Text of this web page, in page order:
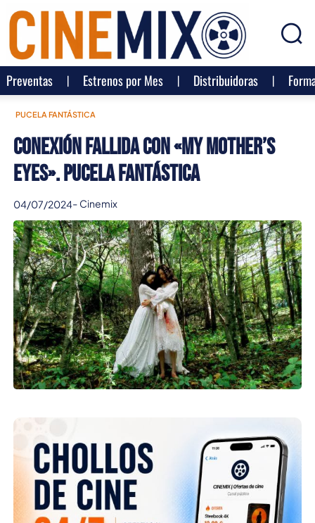
Preventas Estrenos por Mes Distribuidoras
PUCELA FANTÁSTICA
Conexión Fallida con «My Mother’s
Eyes». Pucela Fantástica
04/07/2024- Cinemix